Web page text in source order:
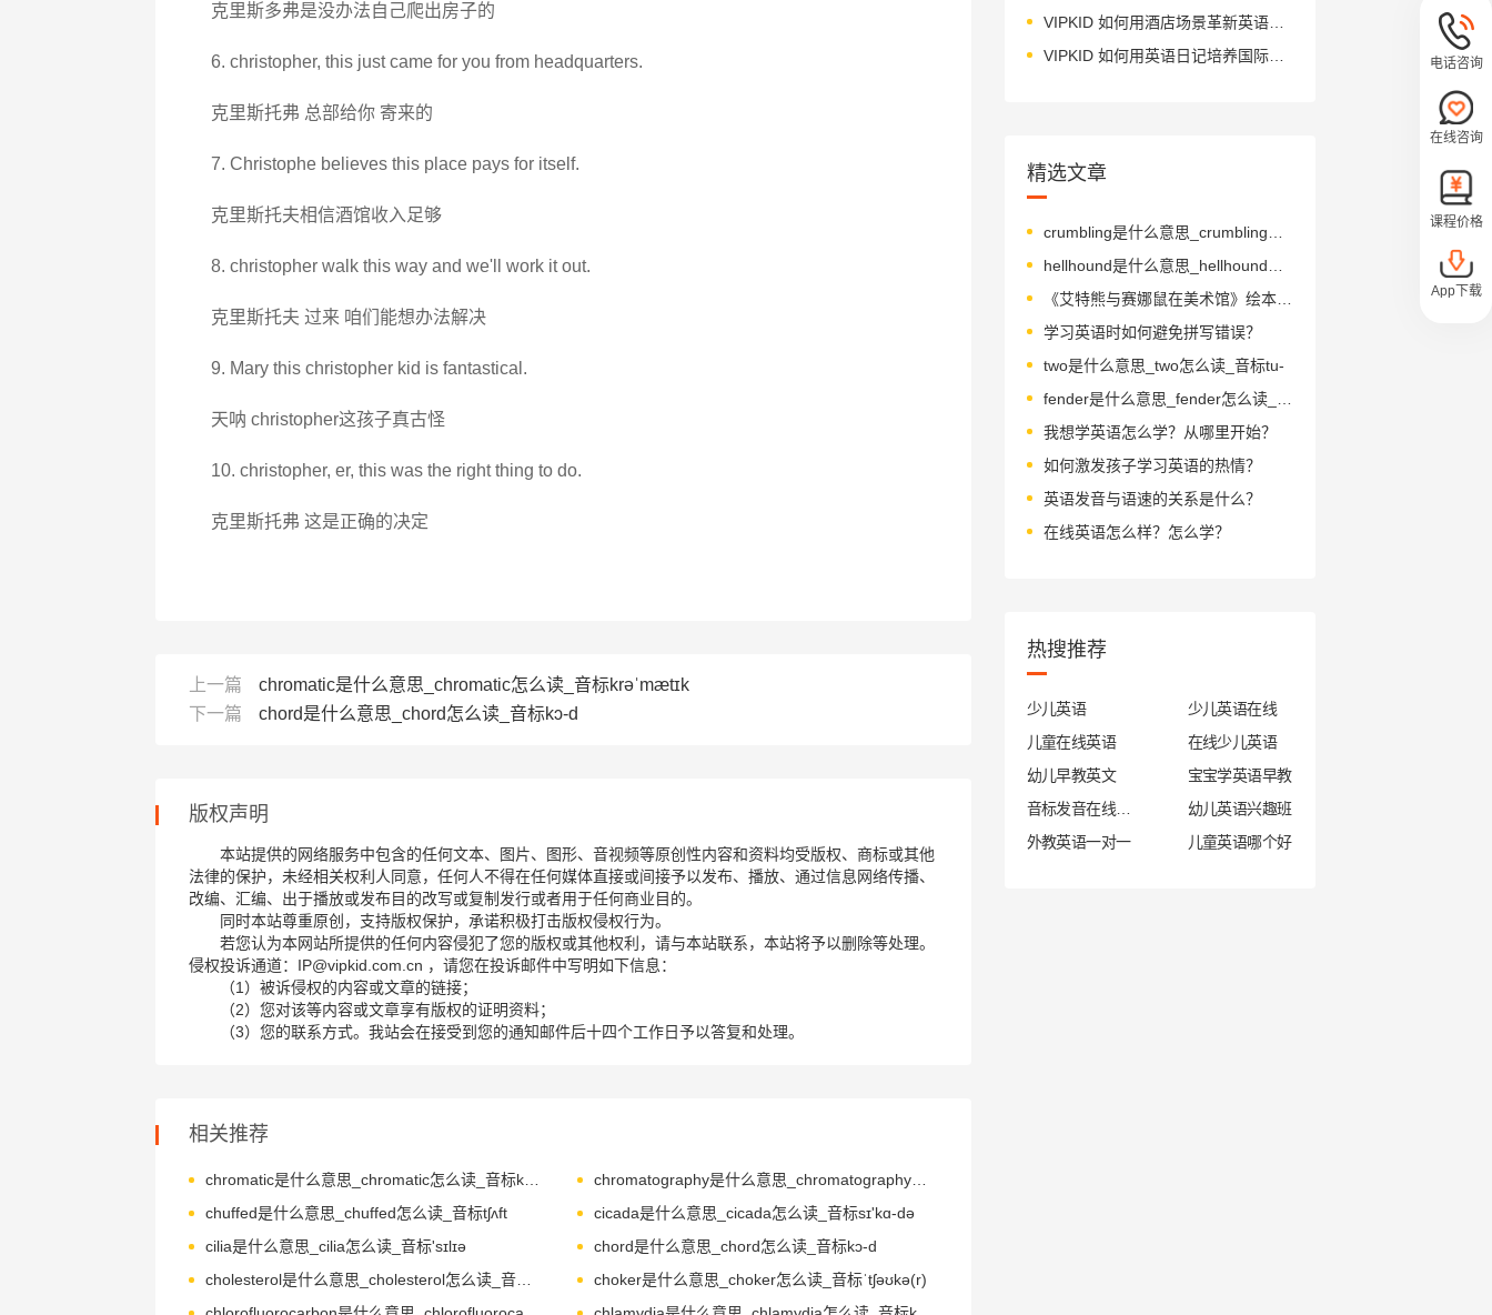
克里斯多弗是没办法自己爬出房子的
6. christopher, this just came for you from headquarters.
克里斯托弗 总部给你 寄来的
7. Christophe believes this place pays for itself.
克里斯托夫相信酒馆收入足够
8. christopher walk this way and we'll work it out.
克里斯托夫 过来 咱们能想办法解决
9. Mary this christopher kid is fantastical.
天呐 christopher这孩子真古怪
10. christopher, er, this was the right thing to do.
克里斯托弗 这是正确的决定
上一篇
chromatic是什么意思_chromatic怎么读_音标krəˈmætɪk
下一篇
chord是什么意思_chord怎么读_音标kɔ-d
版权声明
本站提供的网络服务中包含的任何文本、图片、图形、音视频等原创性内容和资料均受版权、商标或其他
法律的保护，未经相关权利人同意，任何人不得在任何媒体直接或间接予以发布、播放、通过信息网络传播、
改编、汇编、出于播放或发布目的改写或复制发行或者用于任何商业目的。
同时本站尊重原创，支持版权保护，承诺积极打击版权侵权行为。
若您认为本网站所提供的任何内容侵犯了您的版权或其他权利，请与本站联系，本站将予以删除等处理。
侵权投诉通道：IP@vipkid.com.cn ，请您在投诉邮件中写明如下信息：
（1）被诉侵权的内容或文章的链接；
（2）您对该等内容或文章享有版权的证明资料；
（3）您的联系方式。我站会在接受到您的通知邮件后十四个工作日予以答复和处理。
相关推荐
chromatic是什么意思_chromatic怎么读_音标krəˈmætɪk
chromatography是什么意思_chromatography怎么读_音标ˌkrəʊməˈtɒgrəfɪ
chuffed是什么意思_chuffed怎么读_音标tʃʌft
cicada是什么意思_cicada怎么读_音标sɪ'kɑ-də
cilia是什么意思_cilia怎么读_音标'sɪlɪə
chord是什么意思_chord怎么读_音标kɔ-d
cholesterol是什么意思_cholesterol怎么读_音标kəˈlestərɒl
choker是什么意思_choker怎么读_音标ˈtʃəʊkə(r)
VIPKID 如何用酒店场景革新英语教学？
VIPKID 如何用英语日记培养国际化人才？
精选文章
《艾特熊与赛娜鼠在美术馆》绘本简介
学习英语时如何避免拼写错误？
two是什么意思_two怎么读_音标tu-
我想学英语怎么学？从哪里开始？
如何激发孩子学习英语的热情？
英语发音与语速的关系是什么？
在线英语怎么样？怎么学？
热搜推荐
少儿英语
少儿英语在线
儿童在线英语
在线少儿英语
幼儿早教英文
宝宝学英语早教
幼儿英语兴趣班
外教英语一对一
儿童英语哪个好
电话咨询
在线咨询
课程价格
App下载